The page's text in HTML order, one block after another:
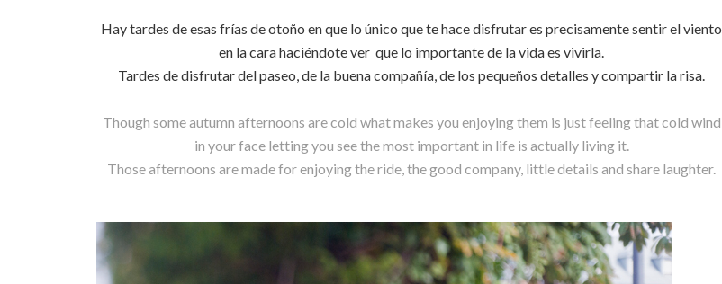
Hay tardes de esas frías de otoño en que lo único que te hace disfrutar es precisamente sentir el viento
en la cara haciéndote ver que lo importante de la vida es vivirla.
Tardes de disfrutar del paseo, de la buena compañía, de los pequeños detalles y compartir la risa.
Though some autumn afternoons are cold what makes you enjoying them is just feeling that cold wind
in your face letting you see the most important in life is actually living it.
Those afternoons are made for enjoying the ride, the good company, little details and share laughter.